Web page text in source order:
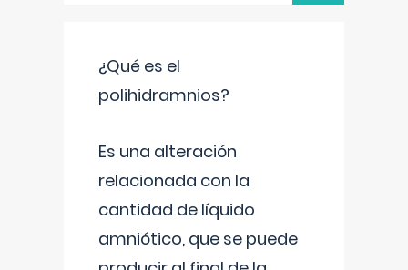
¿Qué es el
polihidramnios?
Es una alteración
relacionada con la
cantidad de líquido
amniótico, que se puede